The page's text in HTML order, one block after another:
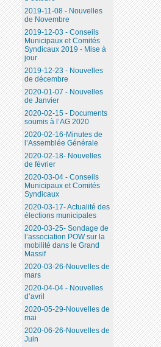
2019-11-08 - Nouvelles
de Novembre
2019-12-03 - Conseils
Municipaux et Comités
Syndicaux 2019 - Mise à
jour
2019-12-23 - Nouvelles
de décembre
2020-01-07 - Nouvelles
de Janvier
2020-02-15 - Documents
soumis à l’AG 2020
2020-02-16-Minutes de
l’Assemblée Générale
2020-02-18- Nouvelles
de février
2020-03-04 - Conseils
Municipaux et Comités
Syndicaux
2020-03-17- Actualité des
élections municipales
2020-03-25- Sondage de
l’association POW sur la
mobilité dans le Grand
Massif
2020-03-26-Nouvelles de
mars
2020-04-04 - Nouvelles
d’avril
2020-05-29-Nouvelles de
mai
2020-06-26-Nouvelles de
Juin